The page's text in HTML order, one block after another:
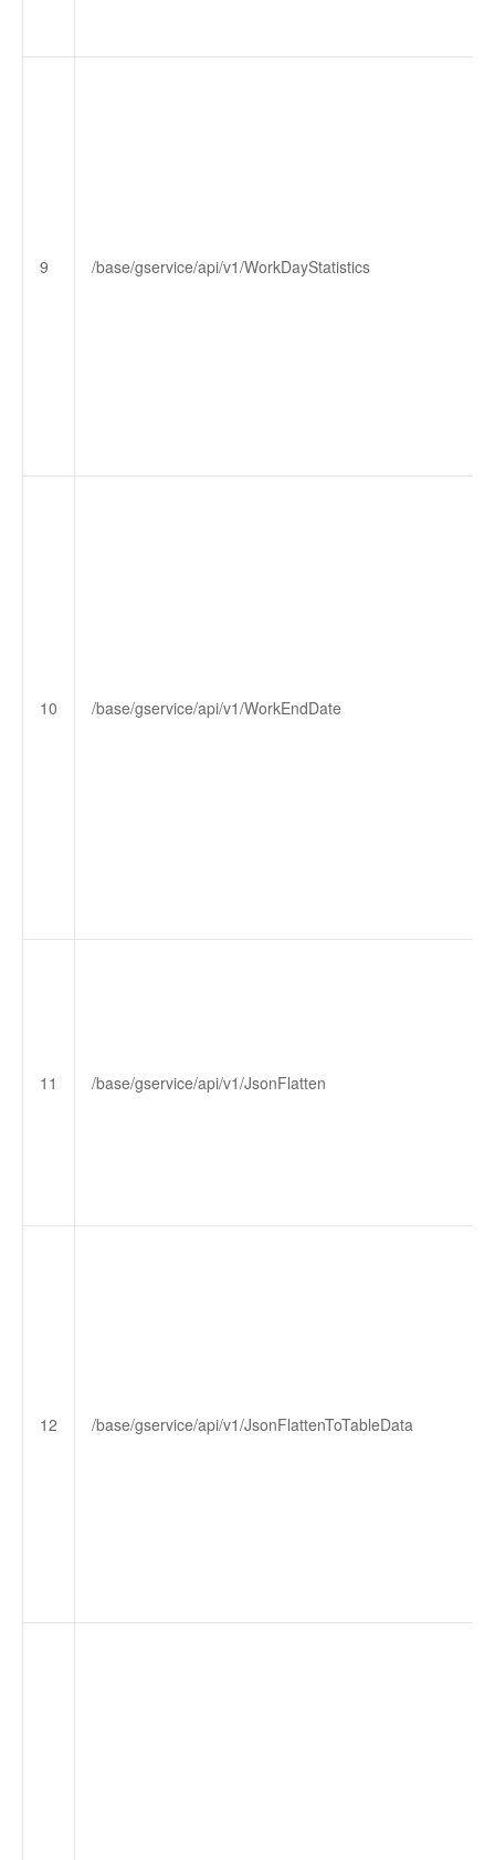
9 /base/gservice/api/v1/WorkDayStatistics
10 /base/gservice/api/v1/WorkEndDate
11 /base/gservice/api/v1/JsonFlatten
12 /base/gservice/api/v1/JsonFlattenToTableData